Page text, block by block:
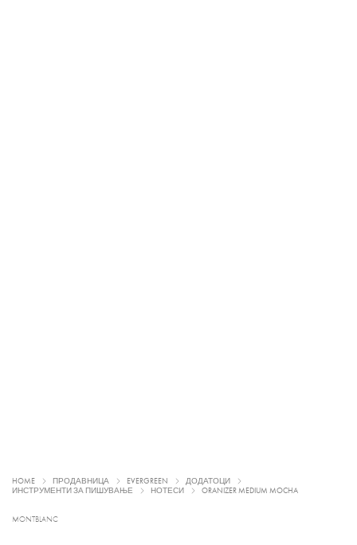
HOME ПРОДАВНИЦА EVERGREEN
ДОДАТОЦИ
ИНСТРУМЕНТИ ЗА ПИШУВАЊЕ
НОТЕСИ ORANIZER MEDIUM MOCHA
MONTBLANC